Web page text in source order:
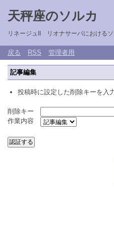
天秤座のソルカ
リネージュII リオナサーバにおける
戻る RSS 管理者用
記事編集
投稿時に設定した削除キーを入
削除キー
作業内容